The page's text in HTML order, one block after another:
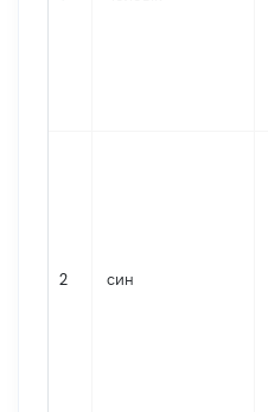
2 син